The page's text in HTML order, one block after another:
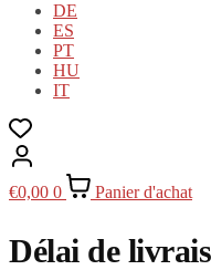
DE
ES
PT
HU
IT
€0,00 0 Panier d'achat
Délai de